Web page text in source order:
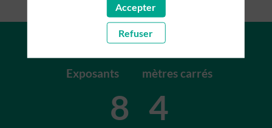
+200
Exposants
+15K
mètres carrés
8 4
Accepter
Refuser